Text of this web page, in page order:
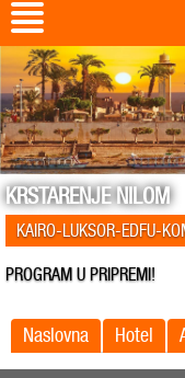
KRSTARENJE NILOM
KAIRO-LUKSOR-EDFU-
PROGRAM U PRIPREMI!
Naslovna Hotel